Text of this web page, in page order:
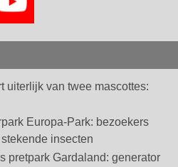
uiterlijk van twee mascottes:
Europa-Park: bezoekers
insecten
pretpark Gardaland: generator